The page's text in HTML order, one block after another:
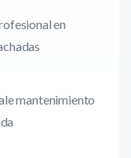
en
mantenimiento